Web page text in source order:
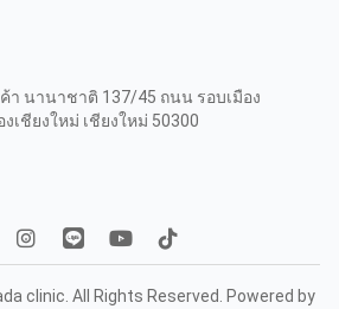
า นานาชาติ 137/45 ถนน รอบเมือง
งเชียงใหม่ เชียงใหม่ 50300
clinic. All Rights Reserved. Powered by